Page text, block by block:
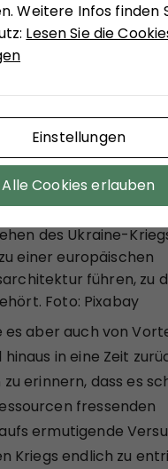
des Ukraine-
einer europäischen
führen, zu
Foto: Pixabay
aber auch von
in eine Zeit
erinnern, dass es
fressenden
ermutigende
Kriegs endlich zu
Weitere Infos finden
Lesen Sie die
Einstellungen
Alle Cookies erlauben